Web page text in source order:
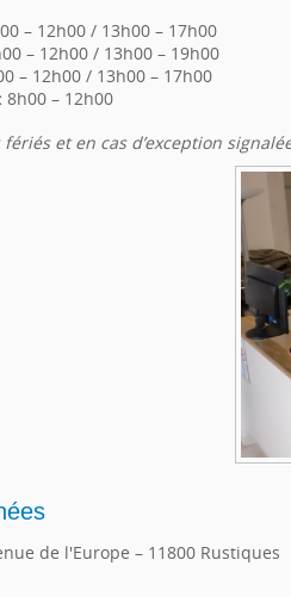
– 12h00 / 13h00 – 17h00
– 12h00 / 13h00 – 19h00
– 12h00 / 13h00 – 17h00
8h00 – 12h00
et en cas d’exception
de l'Europe – 11800 Rustiques